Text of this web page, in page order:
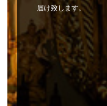
届け致します。